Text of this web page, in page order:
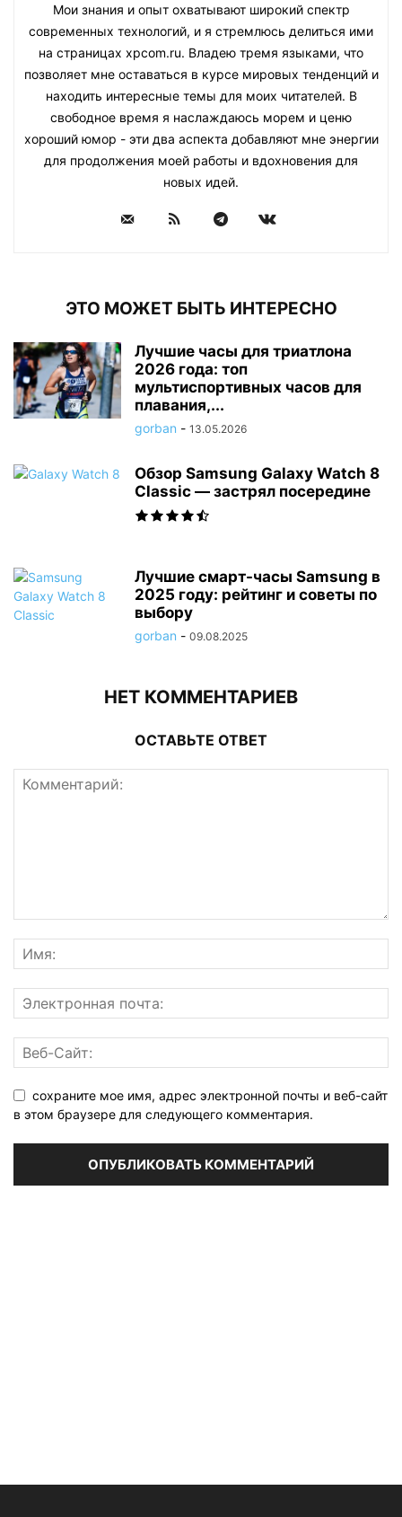
Мои знания и опыт охватывают широкий спектр
современных технологий, и я стремлюсь делиться ими
на страницах xpcom.ru. Владею тремя языками, что
позволяет мне оставаться в курсе мировых тенденций и
находить интересные темы для моих читателей. В
свободное время я наслаждаюсь морем и ценю
хороший юмор - эти два аспекта добавляют мне энергии
для продолжения моей работы и вдохновения для
новых идей.
ЭТО МОЖЕТ БЫТЬ ИНТЕРЕСНО
Лучшие часы для триатлона
2026 года: топ
мультиспортивных часов для
плавания,...
gorban - 13.05.2026
Обзор Samsung Galaxy Watch 8
Classic — застрял посередине
Лучшие смарт-часы Samsung в
2025 году: рейтинг и советы по
выбору
gorban - 09.08.2025
НЕТ КОММЕНТАРИЕВ
ОСТАВЬТЕ ОТВЕТ
сохраните мое имя, адрес электронной почты и веб-сайт
в этом браузере для следующего комментария.